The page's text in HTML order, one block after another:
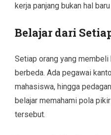
kerja panjang bukan hal
Belajar dari
Setiap orang yang
berbeda. Ada pegawai
mahasiswa, hingga
belajar memahami pola
tersebut.